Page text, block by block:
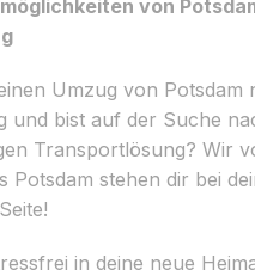
von
Umzug von Potsdam
und bist auf der Suche
Transportlösung? Wir
Potsdam stehen dir bei
in deine neue